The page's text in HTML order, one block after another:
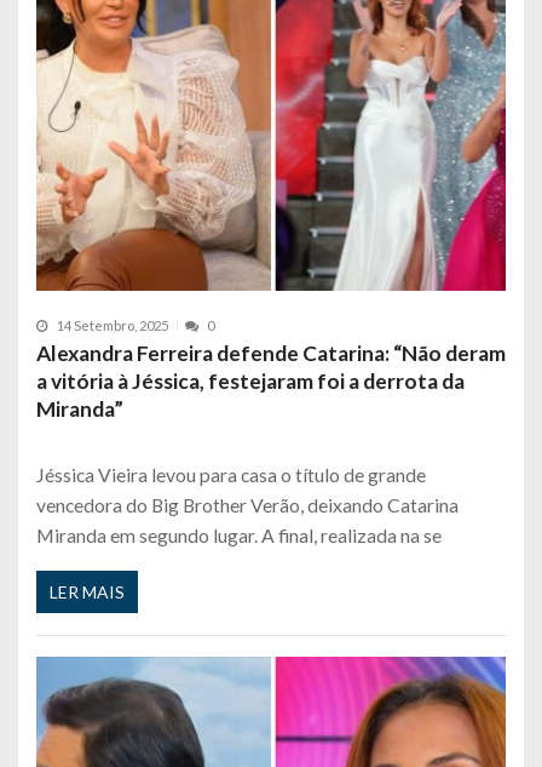
14 Setembro, 2025 0
Alexandra Ferreira defende Catarina: “Não deram
a vitória à Jéssica, festejaram foi a derrota da
Miranda”
Jéssica Vieira levou para casa o título de grande
vencedora do Big Brother Verão, deixando Catarina
Miranda em segundo lugar. A final, realizada na se
LER MAIS